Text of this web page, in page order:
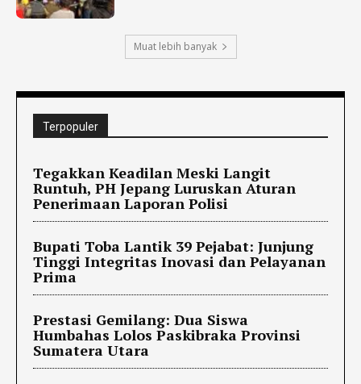
Muat lebih banyak
Terpopuler
Tegakkan Keadilan Meski Langit
Runtuh, PH Jepang Luruskan Aturan
Penerimaan Laporan Polisi
Bupati Toba Lantik 39 Pejabat: Junjung
Tinggi Integritas Inovasi dan Pelayanan
Prima
Prestasi Gemilang: Dua Siswa
Humbahas Lolos Paskibraka Provinsi
Sumatera Utara